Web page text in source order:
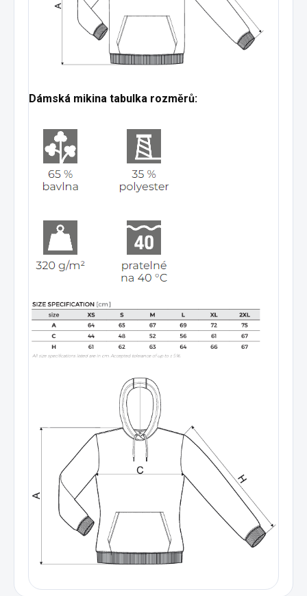
Dámská mikina tabulka rozměrů: